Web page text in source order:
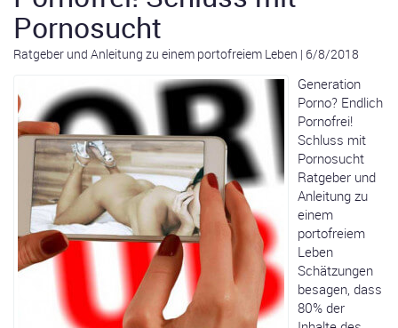
Pornosucht
Ratgeber und Anleitung zu einem portofreiem Leben | 6/8/2018
Generation
Porno? Endlich
Pornofrei!
Schluss mit
Pornosucht
Ratgeber und
Anleitung zu
einem
portofreiem
Leben
Schätzungen
besagen, dass
80% der